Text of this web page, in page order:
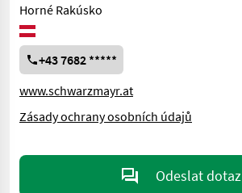
Horné Rakúsko
+43 7682 *****
www.schwarzmayr.at
Zásady ochrany osobních údajů
Odeslat dotaz